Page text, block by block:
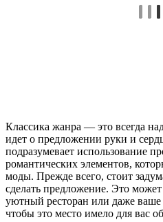
Классика жанра — это всегда
идет о предложении руки и
подразумевает использование
романтических элементов,
моды. Прежде всего, стоит
сделать предложение. Это
уютный ресторан или даже
чтобы это место имело для вас